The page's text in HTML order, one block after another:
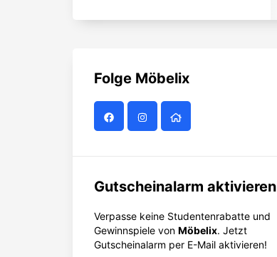
Folge Möbelix
Gutscheinalarm aktivieren
Verpasse keine Studentenrabatte und
Gewinnspiele von Möbelix. Jetzt
Gutscheinalarm per E-Mail aktivieren!